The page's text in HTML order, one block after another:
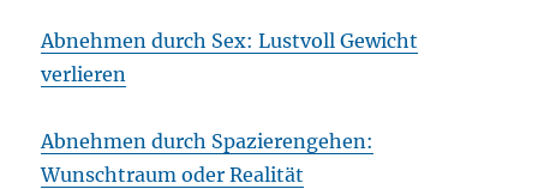
Abnehmen durch Sex: Lustvoll Gewicht
verlieren
Abnehmen durch Spazierengehen:
Wunschtraum oder Realität